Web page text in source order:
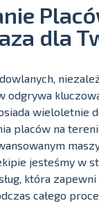
dla
odgrywa
wieloletnie
placów na
jesteśmy w
która
całego